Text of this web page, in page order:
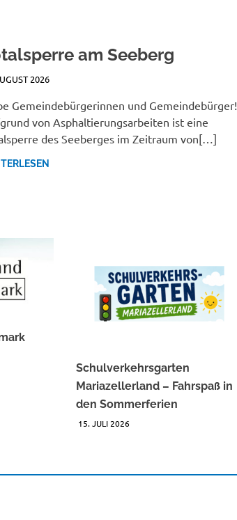
am Seeberg
2026JANA MANDL
Gemeindebürgerinnen und Gemeindebürger!
von Asphaltierungsarbeiten ist eine
des Seeberges im Zeitraum von[…]
Schulverkehrsgarten
Mariazellerland – Fahrspaß in
den Sommerferien
15. JULI 2026